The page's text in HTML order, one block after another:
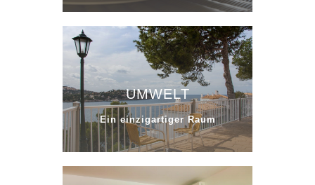
UMWELT
Ein einzigartiger Raum